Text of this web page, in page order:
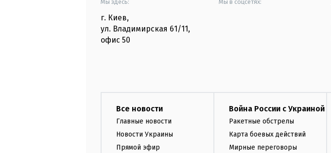
Мы здесь:
г. Киев,
ул. Владимирская 61/11,
офис 50
Мы в соцсетях:
Все новости
Главные новости
Новости Украины
Прямой эфир
Война России с Украиной
Ракетные обстрелы
Карта боевых действий
Мирные переговоры